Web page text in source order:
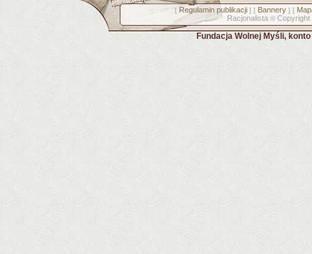
[ Regulamin publikacji] [ Bannery] [
Racjonalista © Copyright
Fundacja Wolnej Myśli,